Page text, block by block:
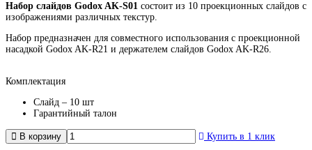
Набор слайдов Godox AK-S01 состоит из 10 проекционных слайдов с
изображениями различных текстур.
Набор предназначен для совместного использования с проекционной
насадкой Godox AK-R21 и держателем слайдов Godox AK-R26.
Комплектация
Слайд – 10 шт
Гарантийный талон
В корзину Купить в 1 клик